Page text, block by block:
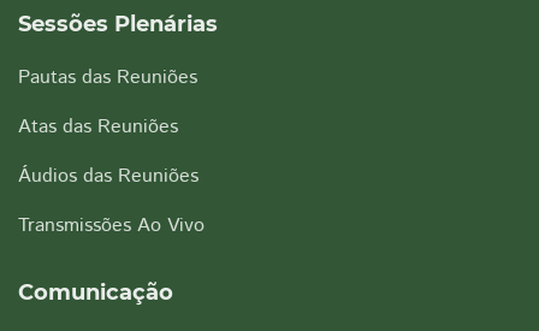
Sessões Plenárias
Pautas das Reuniões
Atas das Reuniões
Áudios das Reuniões
Transmissões Ao Vivo
Comunicação